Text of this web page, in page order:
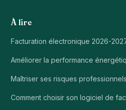
À lire
Facturation électronique 2026-
Améliorer la performance
Maîtriser ses risques
Comment choisir son logiciel de